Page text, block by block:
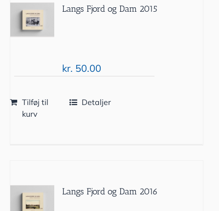
Langs Fjord og Dam 2015
kr. 50.00
Tilføj til
kurv
Detaljer
Langs Fjord og Dam 2016